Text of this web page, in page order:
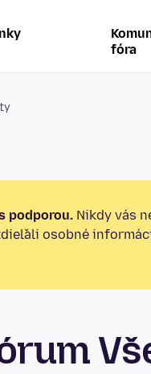
fóra
podporou. Nikdy vás
osobné